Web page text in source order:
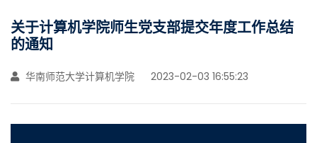
关于计算机学院师生党支部提交年度工作总结
的通知
华南师范大学计算机学院 2023-02-03 16:55:23